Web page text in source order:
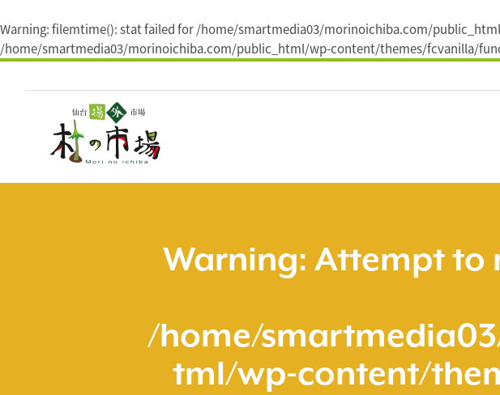
Warning: filemtime(): stat failed for /home/smartmedia03/morinoichiba.com/
/home/smartmedia03/morinoichiba.com/public_html/wp-content/themes/fcvanilla/
ス
Warning: Attempt to
/home/
tml/wp-content/